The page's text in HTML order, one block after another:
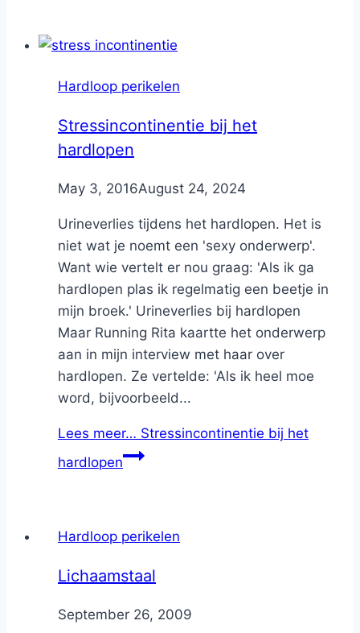
Hardloop perikelen
Stressincontinentie bij het
hardlopen
ByNicole
May 3, 2016August 24, 2024
Urineverlies tijdens het hardlopen. Het is
niet wat je noemt een 'sexy onderwerp'.
Want wie vertelt er nou graag: 'Als ik ga
hardlopen plas ik regelmatig een beetje in
mijn broek.' Urineverlies bij hardlopen
Maar Running Rita kaartte het onderwerp
aan in mijn interview met haar over
hardlopen. Ze vertelde: 'Als ik heel moe
word, bijvoorbeeld...
Lees meer… Stressincontinentie bij het
hardlopen
Hardloop perikelen
Lichaamstaal
ByNicole
September 26, 2009